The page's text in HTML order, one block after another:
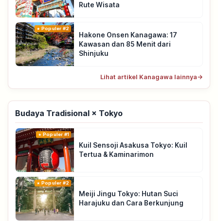
Rute Wisata
Populer #2
Hakone Onsen Kanagawa: 17
Kawasan dan 85 Menit dari
Shinjuku
Lihat artikel Kanagawa lainnya→
Budaya Tradisional × Tokyo
Populer #1
Kuil Sensoji Asakusa Tokyo: Kuil
Tertua & Kaminarimon
Populer #2
Meiji Jingu Tokyo: Hutan Suci
Harajuku dan Cara Berkunjung